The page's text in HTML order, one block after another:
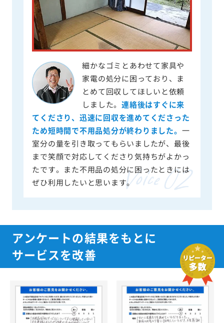
細かなゴミとあわせて家具や
家電の処分に困っており、ま
とめて回収してほしいと依頼
しました。連絡後はすぐに来
てくださり、迅速に回収を進めてくださった
ため短時間で不用品処分が終わりました。 一
室分の量を引き取ってもらいましたが、最後
まで笑顔で対応してくださり気持ちがよかっ
たです。また不用品の処分に困ったときには
ぜひ利用したいと思います。
アンケートの結果をもとに
サービスを改善